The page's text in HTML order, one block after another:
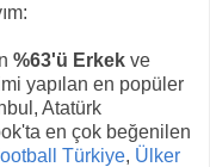
%63'ü Erkek ve
yapılan en popüler
Atatürk
en çok beğenilen
Türkiye, Ülker